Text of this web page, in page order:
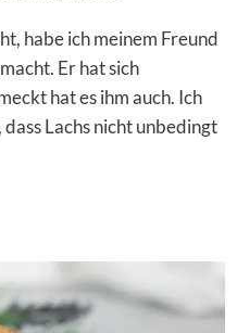
habe ich meinem Freund
Er hat sich
hat es ihm auch. Ich
Lachs nicht unbedingt